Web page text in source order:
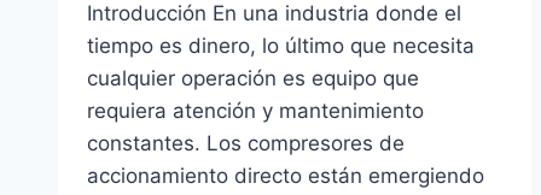
Introducción En una industria donde el
tiempo es dinero, lo último que necesita
cualquier operación es equipo que
requiera atención y mantenimiento
constantes. Los compresores de
accionamiento directo están emergiendo